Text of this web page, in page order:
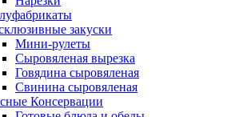
закуски
Мини-рулеты
Сыровяленая вырезка
Говядина сыровяленая
Свинина сыровяленая
Консервации